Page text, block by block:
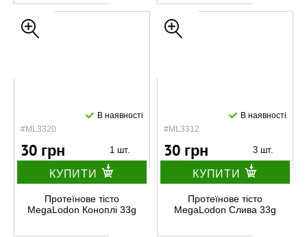
#ML3320
В наявності
30 грн 1 шт.
КУПИТИ
Протеїнове тісто
MegaLodon Коноплі 33g
#ML3312
В наявності
30 грн 3 шт.
КУПИТИ
Протеїнове тісто
MegaLodon Слива 33g